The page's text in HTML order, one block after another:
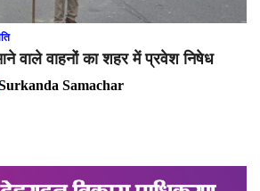
वाले वाहनों का शहर में प्रवेश निषेध
Samachar